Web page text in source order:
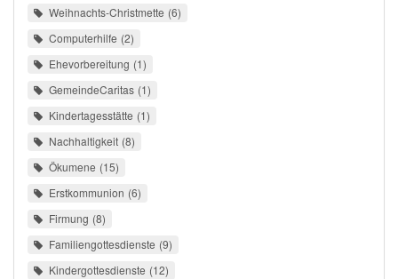
Weihnachts-Christmette 6
Computerhilfe 2
Ehevorbereitung 1
GemeindeCaritas 1
Kindertagesstätte 1
Nachhaltigkeit 8
Ökumene 15
Erstkommunion 6
Firmung 8
Familiengottesdienste 9
Kindergottesdienste 12